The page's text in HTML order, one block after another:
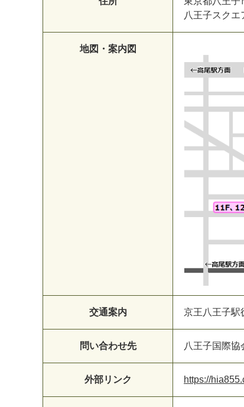
八王子スク
地図・案内図
交通案内 京王八王子駅
問い合わせ先 八王子国際協
外部リンク https://